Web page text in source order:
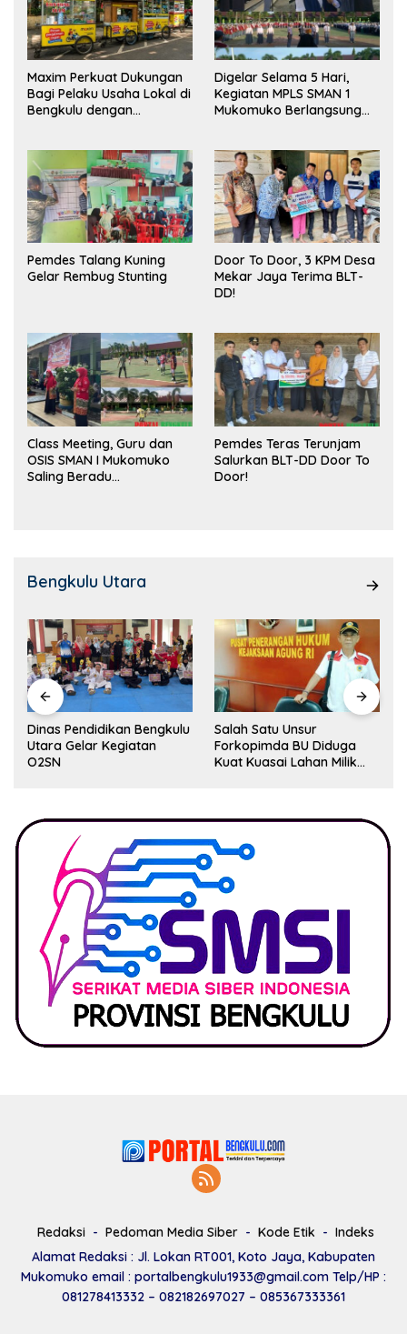
Maxim Perkuat Dukungan
Bagi Pelaku Usaha Lokal di
Bengkulu dengan
Pasar
Digelar Selama 5 Hari,
Kegiatan MPLS SMAN 1
Mukomuko Berlangsung
Pemdes Talang Kuning
Gelar Rembug Stunting
Door To Door, 3 KPM Desa
Mekar Jaya Terima BLT-
DD!
Class Meeting, Guru dan
OSIS SMAN I Mukomuko
Saling Beradu
Pemdes Teras Terunjam
Salurkan BLT-DD Door To
Door!
Bengkulu Utara
Dinas Pendidikan Bengkulu
Utara Gelar Kegiatan
O2SN
Salah Satu Unsur
Forkopimda BU Diduga
Kuat Kuasai Lahan Milik
Redaksi Pedoman Media Siber Kode Etik
Indeks
Alamat Redaksi : Jl. Lokan RT001, Koto Jaya, Kabupaten
Mukomuko email : portalbengkulu1933@gmail.com Telp/HP :
081278413332 – 082182697027 – 085367333361